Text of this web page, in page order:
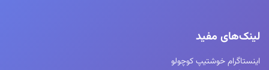
لینک‌های مفید
اینستاگرام خوشتیپ کوچولو